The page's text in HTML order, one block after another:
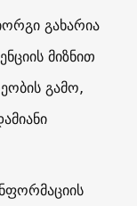
გახარია
მიზნით
გამო,